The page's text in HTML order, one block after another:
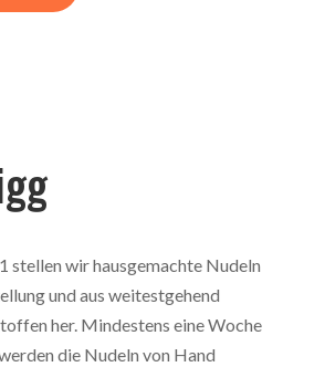
stellen wir hausgemachte Nudeln
und aus weitestgehend
her. Mindestens eine Woche
die Nudeln von Hand